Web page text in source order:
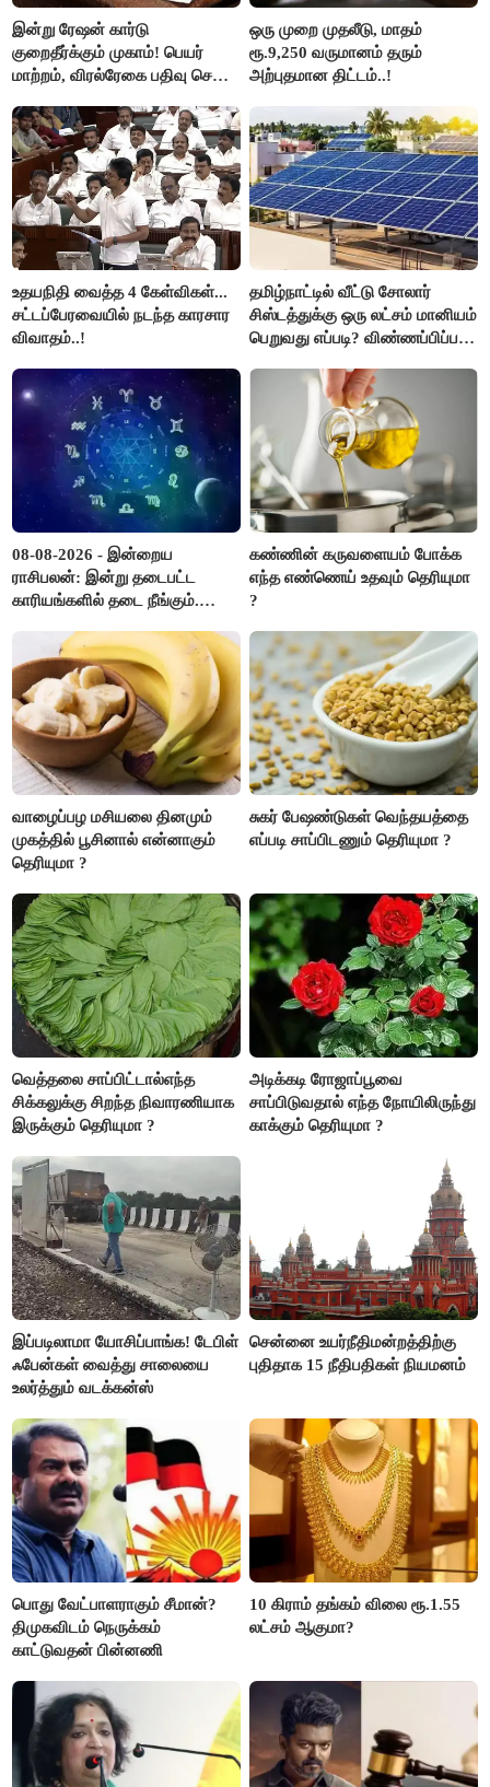
இன்று ரேஷன் கார்டு
குறைதீர்க்கும் முகாம்! பெயர்
மாற்றம், விரல்ரேகை பதிவு செய்ய
ஒரு முறை முதலீடு, மாதம்
ரூ.9,250 வருமானம் தரும்
அற்புதமான திட்டம்..!
உதயநிதி வைத்த 4 கேள்விகள்...
சட்டப்பேரவையில் நடந்த காரசார
விவாதம்..!
தமிழ்நாட்டில் வீட்டு சோலார்
சிஸ்டத்துக்கு ஒரு லட்சம் மானியம்
பெறுவது எப்படி? விண்ணப்பிப்பது
08-08-2026 - இன்றைய
ராசிபலன்: இன்று தடைபட்ட
காரியங்களில் தடை நீங்கும்.
இருக்கும். ஆன்மீக எண்ணம்
அதிகரிக்கும்..!
கண்ணின் கருவளையம் போக்க
எந்த எண்ணெய் உதவும் தெரியுமா
?
வாழைப்பழ மசியலை தினமும்
முகத்தில் பூசினால் என்னாகும்
தெரியுமா ?
சுகர் பேஷண்டுகள் வெந்தயத்தை
எப்படி சாப்பிடணும் தெரியுமா ?
வெத்தலை சாப்பிட்டால்எந்த
சிக்கலுக்கு சிறந்த நிவாரணியாக
இருக்கும் தெரியுமா ?
அடிக்கடி ரோஜாப்பூவை
சாப்பிடுவதால் எந்த நோயிலிருந்து
காக்கும் தெரியுமா ?
இப்படிலாமா யோசிப்பாங்க! டேபிள்
ஃபேன்கள் வைத்து சாலையை
உலர்த்தும் வடக்கன்ஸ்
சென்னை உயர்நீதிமன்றத்திற்கு
புதிதாக 15 நீதிபதிகள் நியமனம்
பொது வேட்பாளராகும் சீமான்?
திமுகவிடம் நெருக்கம்
காட்டுவதன் பின்னணி
10 கிராம் தங்கம் விலை ரூ.1.55
லட்சம் ஆகுமா?